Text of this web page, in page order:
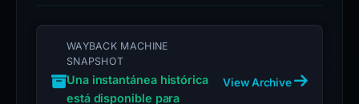
WAYBACK MACHINE
SNAPSHOT
Una instantánea histórica
está disponible para
View Archive